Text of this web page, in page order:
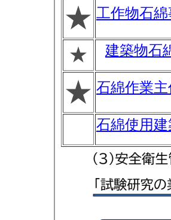
★ 工作物石
★ 建築物石
★ 石綿作業
石綿使用